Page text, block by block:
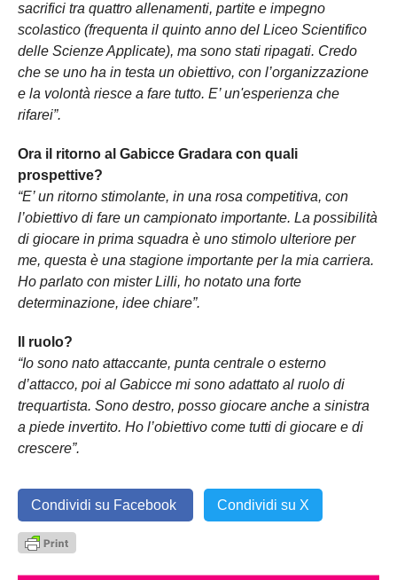
sacrifici tra quattro allenamenti, partite e impegno
scolastico (frequenta il quinto anno del Liceo Scientifico
delle Scienze Applicate), ma sono stati ripagati. Credo
che se uno ha in testa un obiettivo, con l’organizzazione
e la volontà riesce a fare tutto. E’ un'esperienza che
rifarei”.
Ora il ritorno al Gabicce Gradara con quali
prospettive?
“E’ un ritorno stimolante, in una rosa competitiva, con
l’obiettivo di fare un campionato importante. La possibilità
di giocare in prima squadra è uno stimolo ulteriore per
me, questa è una stagione importante per la mia carriera.
Ho parlato con mister Lilli, ho notato una forte
determinazione, idee chiare”.
Il ruolo?
“Io sono nato attaccante, punta centrale o esterno
d’attacco, poi al Gabicce mi sono adattato al ruolo di
trequartista. Sono destro, posso giocare anche a sinistra
a piede invertito. Ho l’obiettivo come tutti di giocare e di
crescere”.
Condividi su Facebook Condividi su X